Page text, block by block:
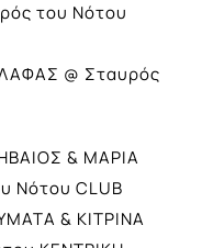
του Νότου
@ Σταυρός
& ΜΑΡΙΑ
Νότου CLUB
& ΚΙΤΡΙΝΑ